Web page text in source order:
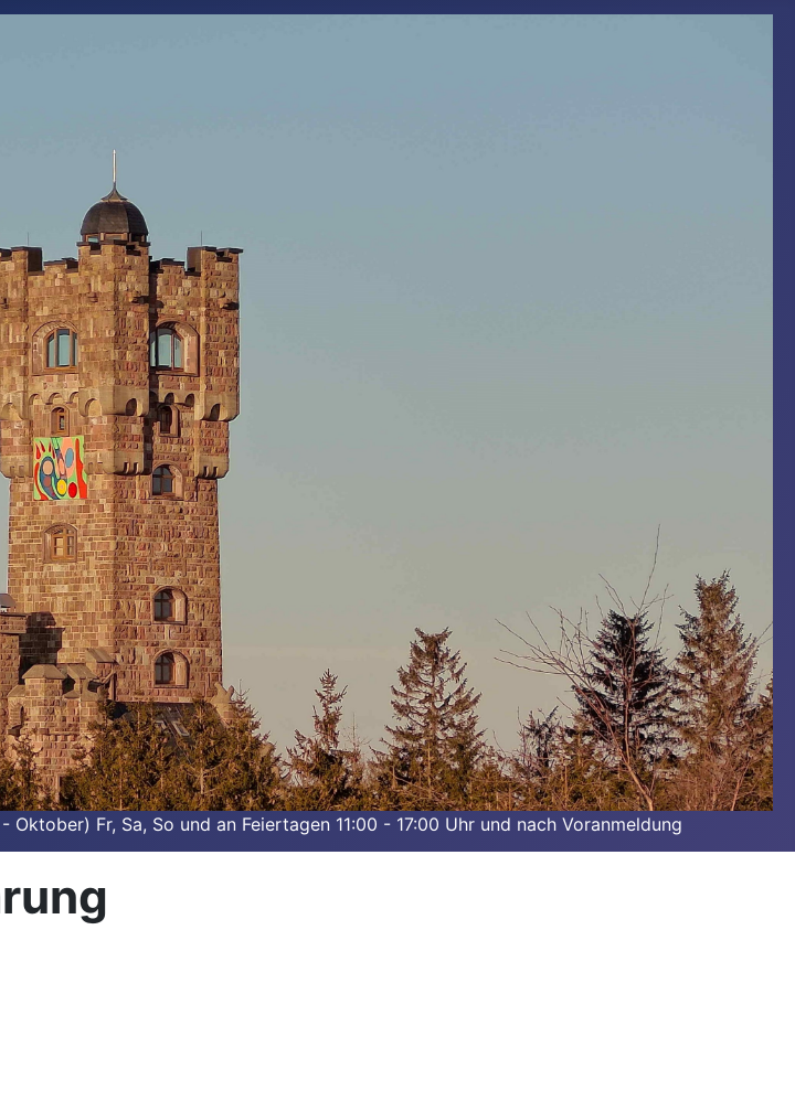
Fr, Sa, So und an Feiertagen 11:00 - 17:00 Uhr und nach Voranmeldung